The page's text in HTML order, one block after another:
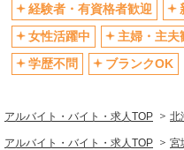
経験者・有資格者歓迎
女性活躍中
主婦・主夫
学歴不問
ブランクOK
アルバイト・バイト・求人TOP 北
アルバイト・バイト・求人TOP 宮